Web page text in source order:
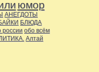
юмор
АНЕГДОТЫ
БЛЮДА
россии обо всём
Алтай